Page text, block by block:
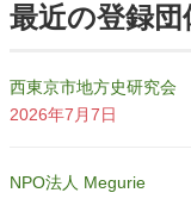
最近の登録団
西東京市地方史研究会
2026年7月7日
NPO法人 Megurie